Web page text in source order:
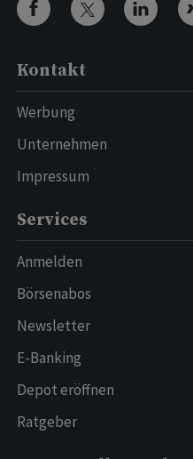
Kontakt
Werbung
Unternehmen
Impressum
Services
Anmelden
Börsenabos
Newsletter
E-Banking
Depot eröffnen
Ratgeber